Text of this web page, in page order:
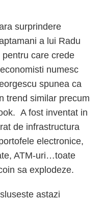
surprindere
a lui Radu
care crede
numesc
spunea ca
trend similar precum
A fost inventat in
de infrastructura
electronice,
ATM-uri…toate
sa explodeze.
astazi